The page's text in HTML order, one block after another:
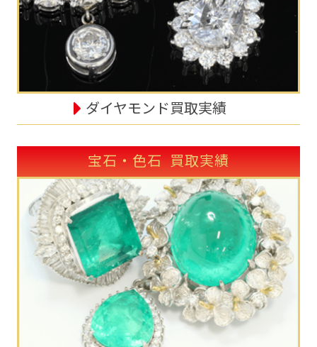
ダイヤモンド買取実績
宝石・色石 買取実績